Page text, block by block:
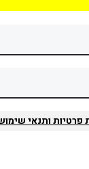
פרטיותותנאי שימוש